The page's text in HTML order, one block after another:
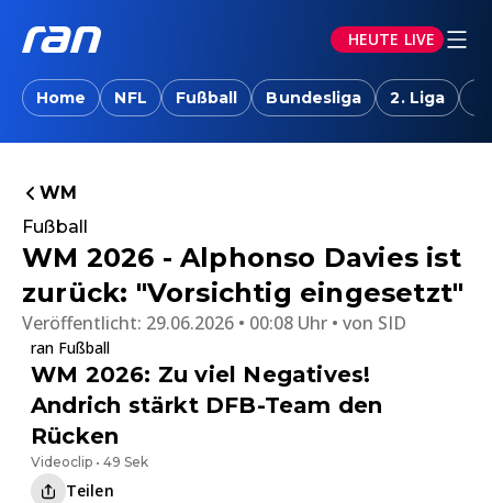
HEUTE LIVE
Home NFL Fußball Bundesliga 2. Liga
WM
Fußball
WM 2026 - Alphonso Davies ist
zurück: "Vorsichtig eingesetzt"
Veröffentlicht: 29.06.2026 • 00:08 Uhr von SID
ran Fußball
WM 2026: Zu viel Negatives!
Andrich stärkt DFB-Team den
Rücken
Videoclip • 49 Sek
Teilen